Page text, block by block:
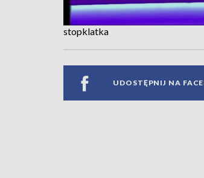
stopklatka
UDOSTĘPNIJ NA